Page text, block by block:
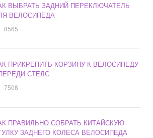
ВЫБРАТЬ ЗАДНИЙ ПЕРЕКЛЮЧАТЕЛЬ
ВЕЛОСИПЕДА
8565
ПРИКРЕПИТЬ КОРЗИНУ К ВЕЛОСИПЕДУ
СТЕЛС
7508
ПРАВИЛЬНО СОБРАТЬ КИТАЙСКУЮ
ЗАДНЕГО КОЛЕСА ВЕЛОСИПЕДА